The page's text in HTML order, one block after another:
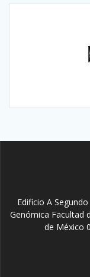
Edificio A
Genómica Facultad
de México